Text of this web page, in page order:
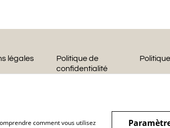
légales
Politique de
confidentialité
comment vous utilisez